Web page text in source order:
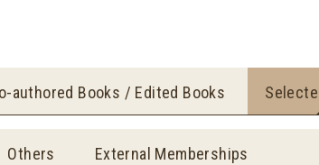
authored Books / Edited Books
Others External Memberships